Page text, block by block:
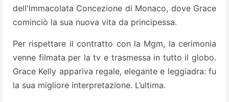
dell'Immacolata Concezione di Monaco, dove Grace
cominciò la sua nuova vita da principessa.
Per rispettare il contratto con la Mgm, la cerimonia
venne filmata per la tv e trasmessa in tutto il globo.
Grace Kelly appariva regale, elegante e leggiadra: fu
la sua migliore interpretazione. L’ultima.